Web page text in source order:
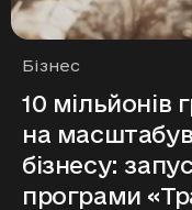
Рубрики
Бізнес
10 мільйонів
на
бізнесу:
програми